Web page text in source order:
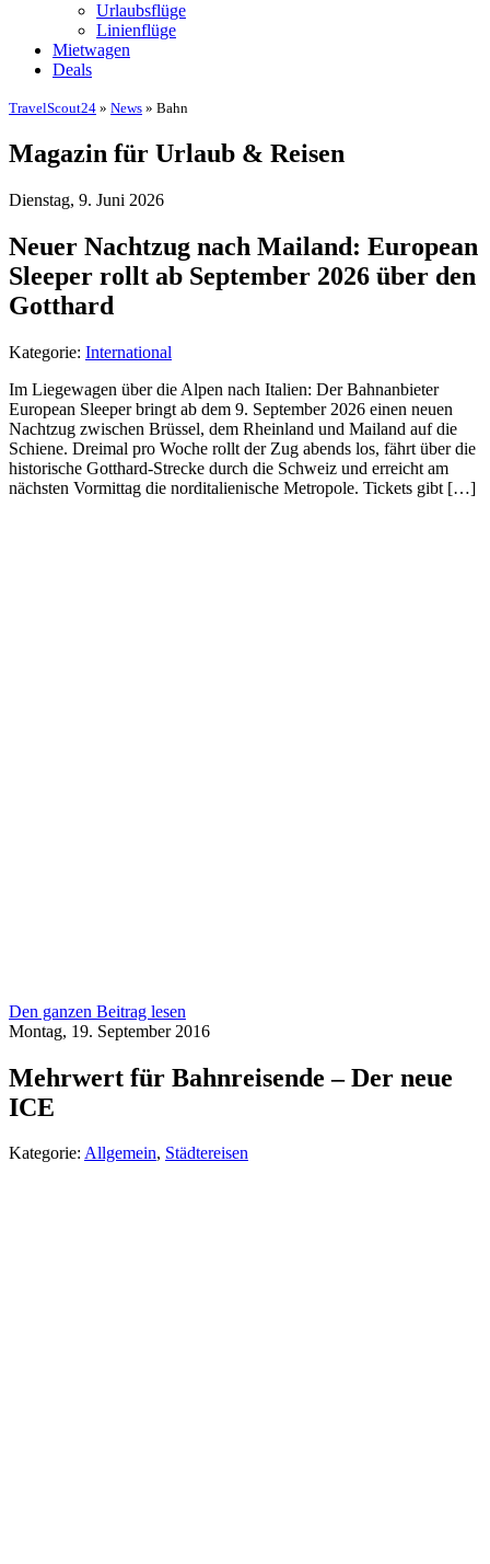
Urlaubsflüge
Linienflüge
Mietwagen
Deals
TravelScout24 » News » Bahn
Magazin für Urlaub & Reisen
Dienstag, 9. Juni 2026
Neuer Nachtzug nach Mailand: European
Sleeper rollt ab September 2026 über den
Gotthard
Kategorie: International
Im Liegewagen über die Alpen nach Italien: Der Bahnanbieter
European Sleeper bringt ab dem 9. September 2026 einen neuen
Nachtzug zwischen Brüssel, dem Rheinland und Mailand auf die
Schiene. Dreimal pro Woche rollt der Zug abends los, fährt über die
historische Gotthard-Strecke durch die Schweiz und erreicht am
nächsten Vormittag die norditalienische Metropole. Tickets gibt […]
Den ganzen Beitrag lesen
Montag, 19. September 2016
Mehrwert für Bahnreisende – Der neue
ICE
Kategorie: Allgemein, Städtereisen